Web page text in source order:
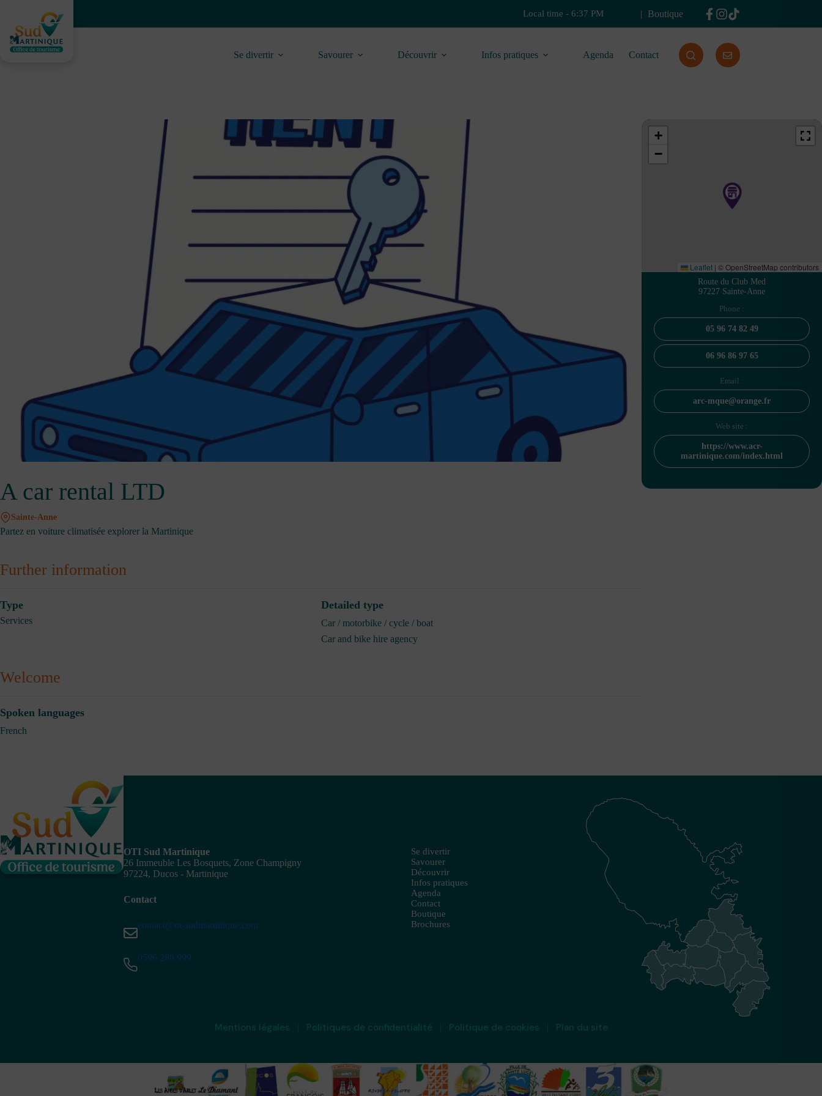
content
Local time - 6:37 PM Boutique
Se divertir Savourer Découvrir Infos pratiques Agenda Contact
A car rental LTD
Sainte-Anne
Partez en voiture climatisée explorer la Martinique
Further information
Type
Services
Detailed type
Car / motorbike / cycle / boat
Car and bike hire agency
Welcome
Spoken languages
French
+
−
Leaflet | © OpenStreetMap contributors
Route du Club Med
97227 Sainte-Anne
Phone :
05 96 74 82 49
06 96 86 97 65
Email :
arc-mque@orange.fr
Web site :
https://www.acr-
martinique.com/index.html
OTI Sud Martinique
26 Immeuble Les Bosquets, Zone Champigny
97224, Ducos - Martinique
Contact
contact@ot-sudmartinique.com
0596 280 999
Se divertir
Savourer
Découvrir
Infos pratiques
Agenda
Contact
Boutique
Brochures
Mentions légales Politiques de confidentialité Politique de cookies Plan du site